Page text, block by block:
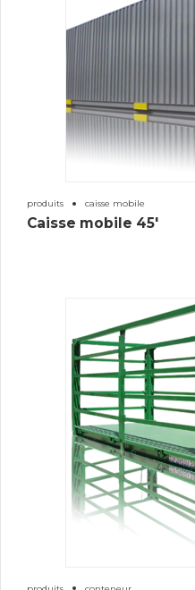
produits caisse mobile
Caisse mobile 45′